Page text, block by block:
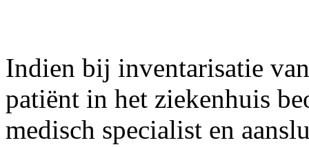
Indien bij inventarisatie
patiënt in het ziekenhuis
medisch specialist en